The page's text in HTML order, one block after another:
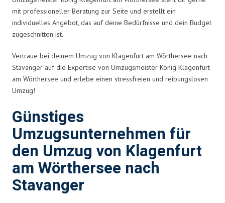
mit professioneller Beratung zur Seite und erstellt ein
individuelles Angebot, das auf deine Bedürfnisse und dein Budget
zugeschnitten ist.
Vertraue bei deinem Umzug von Klagenfurt am Wörthersee nach
Stavanger auf die Expertise von Umzugsmeister König Klagenfurt
am Wörthersee und erlebe einen stressfreien und reibungslosen
Umzug!
Günstiges
Umzugsunternehmen für
den Umzug von Klagenfurt
am Wörthersee nach
Stavanger